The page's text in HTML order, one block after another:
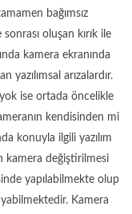
bağımsız
oluşan kırık ile
kamera ekranında
yazılımsal arızalardır.
ise ortada öncelikle
kendisinden mi
konuyla ilgili yazılım
kamera değiştirilmesi
yapılabilmekte olup
Kamera